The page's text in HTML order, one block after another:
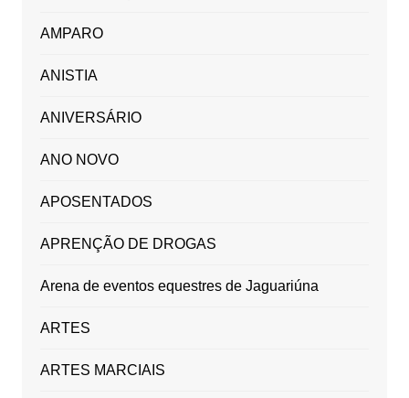
AMPARO
ANISTIA
ANIVERSÁRIO
ANO NOVO
APOSENTADOS
APRENÇÃO DE DROGAS
Arena de eventos equestres de Jaguariúna
ARTES
ARTES MARCIAIS